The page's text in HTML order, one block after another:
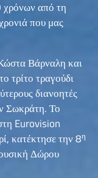
χρόνων από τη
που μας
Βάρναλη και
τρίτο τραγούδι
διανοητές
Σωκράτη. Το
Eurovision
κατέκτησε την 8η
Δώρου